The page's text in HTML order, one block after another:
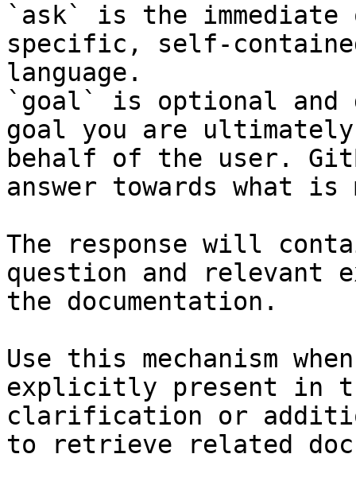
`ask` is the
specific, self-
language.
`goal` is optional and
goal you are
behalf of the user.
answer towards what
The response will
question and relevant
the documentation.
Use this mechanism
explicitly present in
clarification or